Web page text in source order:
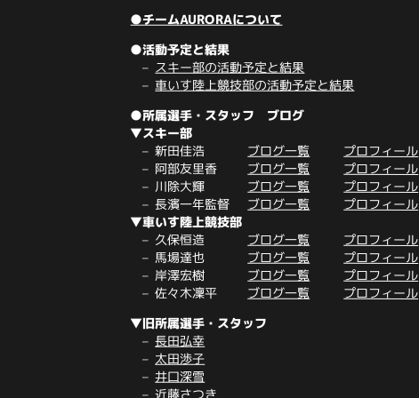
●チームAURORAについて
●活動予定と結果
スキー部の活動予定と結果
車いす陸上競技部の活動予定と結果
●所属選手・スタッフ ブログ
▼スキー部
新田佳浩 ブログ一覧 プロフィール
阿部友里香 ブログ一覧 プロフィール
川除大輝 ブログ一覧 プロフィール
長濱一年監督 ブログ一覧 プロフィール
▼車いす陸上競技部
久保恒造 ブログ一覧 プロフィール
馬場達也 ブログ一覧 プロフィール
岸澤宏樹 ブログ一覧 プロフィール
佐々木凜平 ブログ一覧 プロフィール
▼旧所属選手・スタッフ
長田弘幸
太田渉子
井口深雪
近藤さつき